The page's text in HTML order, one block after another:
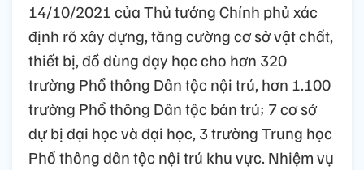
14/10/2021 của Thủ tướng Chính phủ xác
định rõ xây dựng, tăng cường cơ sở vật chất,
thiết bị, đồ dùng dạy học cho hơn 320
trường Phổ thông Dân tộc nội trú, hơn 1.100
trường Phổ thông Dân tộc bán trú; 7 cơ sở
dự bị đại học và đại học, 3 trường Trung học
Phổ thông dân tộc nội trú khu vực. Nhiệm vụ